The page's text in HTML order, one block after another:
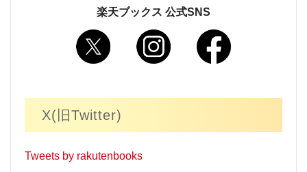
楽天ブックス 公式SNS
X(旧Twitter)
Tweets by rakutenbooks